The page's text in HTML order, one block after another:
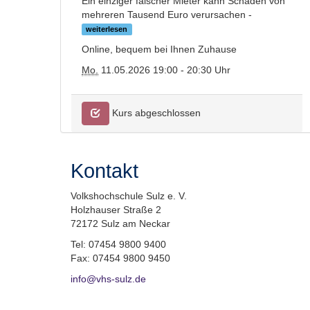
mehreren Tausend Euro verursachen -
weiterlesen
Online, bequem bei Ihnen Zuhause
Mo. 11.05.2026 19:00 - 20:30 Uhr
Kurs abgeschlossen
Kontakt
Volkshochschule Sulz e. V.
Holzhauser Straße 2
72172 Sulz am Neckar
Tel: 07454 9800 9400
Fax: 07454 9800 9450
info@vhs-sulz.de